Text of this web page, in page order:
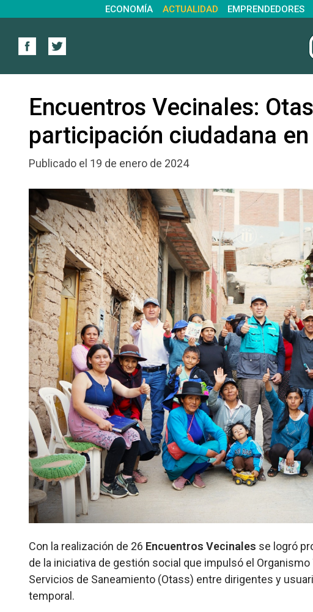
ECONOMÍA ACTUALIDAD EMPRENDEDORES
Encuentros Vecinales:
participación ciudadana
Publicado el 19 de enero de 2024
Con la realización de 26 Encuentros Vecinales se logró
de la iniciativa de gestión social que impulsó el
Servicios de Saneamiento (Otass) entre dirigentes y
temporal.